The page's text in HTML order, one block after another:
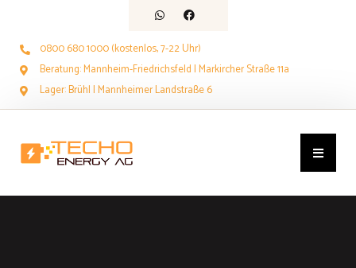
0800 680 1000 (kostenlos, 7-22 Uhr)
Beratung: Mannheim-Friedrichsfeld | Markircher Straße 11a
Lager: Brühl | Mannheimer Landstraße 6